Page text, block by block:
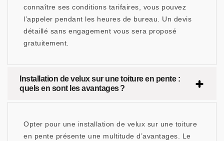
connaître ses conditions tarifaires, vous pouvez
l’appeler pendant les heures de bureau. Un devis
détaillé sans engagement vous sera proposé
gratuitement.
Installation de velux sur une toiture en pente :
quels en sont les avantages ?
Opter pour une installation de velux sur une toiture
en pente présente une multitude d’avantages. Le